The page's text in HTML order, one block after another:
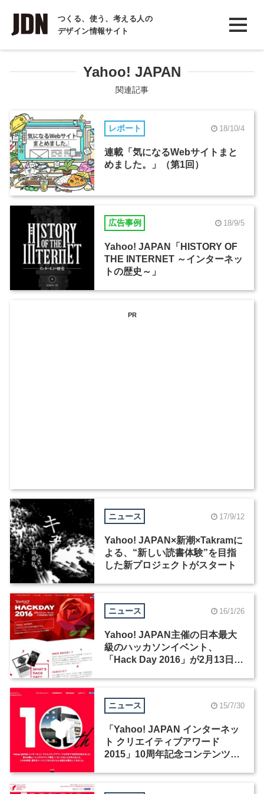
つくる、使う、考える人の
デザイン情報サイト
INTERVIEW
インタビュー
REPORT
COLUMN
コラム
Yahoo! JAPAN
関連記事
レポート 18/10/4
連載「気になるWebサイトまと
めました。」（第1回）
広告事例 18/9/5
Yahoo! JAPAN「HISTORY OF
THE INTERNET ～インターネッ
トの歴史～」
PR
ニュース 17/9/12
Yahoo! JAPAN×新潮×Takramに
よる、“新しい読書体験”を目指
した新プロジェクトがスタート
ニュース 16/1/26
Yahoo! JAPAN主催の日本最大
級のハッカソンイベント、
「Hack Day 2016」が2月13日か
ニュース 15/7/30
「Yahoo! JAPAN インターネッ
ト クリエイティブアワード
2015」10周年記念コンテンツ、